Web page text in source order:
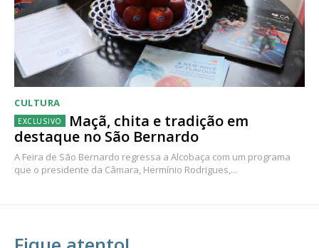
CULTURA
Maçã, chita e tradição em
destaque no São Bernardo
A Feira de São Bernardo regressa a Alcobaça com um programa
que o presidente da Câmara, Hermínio Rodrigues,...